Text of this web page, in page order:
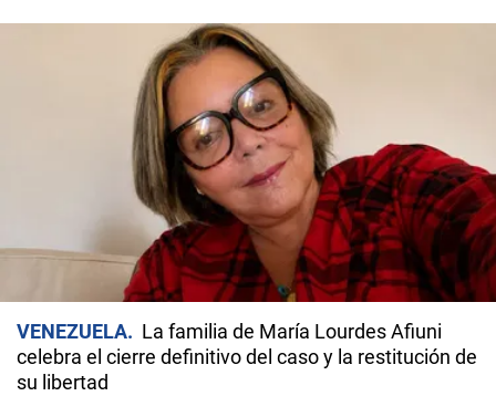
VENEZUELA
La familia de María Lourdes Afiuni
celebra el cierre definitivo del caso y la restitución de
su libertad